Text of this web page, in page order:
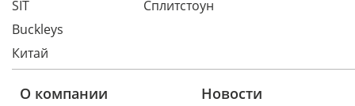
SIT
Сплитстоун
Buckleys
Китай
О компании
Новости